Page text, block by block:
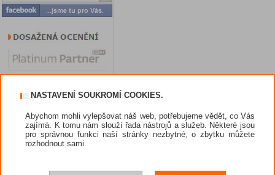
NASTAVENÍ SOUKROMÍ COOKIES.
Abychom mohli vylepšovat náš web, potřebujeme vědět, co Vás
zajímá. K tomu nám slouží řada nástrojů a služeb. Některé jsou
pro správnou funkci naší stránky nezbytné, o zbytku můžete
rozhodnout sami.